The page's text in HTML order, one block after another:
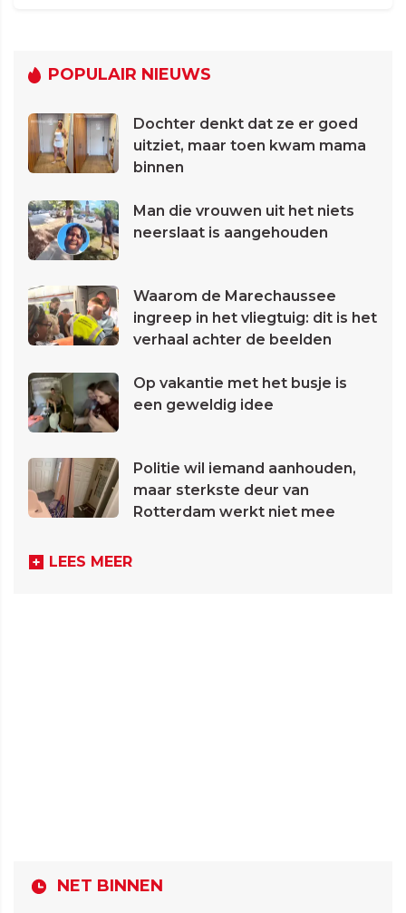
POPULAIR NIEUWS
Dochter denkt dat ze er goed
uitziet, maar toen kwam mama
binnen
Man die vrouwen uit het niets
neerslaat is aangehouden
Waarom de Marechaussee
ingreep in het vliegtuig: dit is het
verhaal achter de beelden
Op vakantie met het busje is
een geweldig idee
Politie wil iemand aanhouden,
maar sterkste deur van
Rotterdam werkt niet mee
LEES MEER
NET BINNEN